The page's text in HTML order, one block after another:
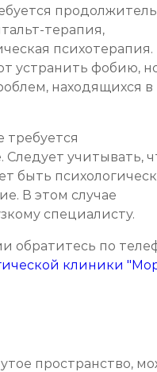
терапия,
психотерапия.
устранить фобию,
находящихся в
требуется
учитывать,
быть
В этом случае
специалисту.
обратитесь по
клиники
пространство,